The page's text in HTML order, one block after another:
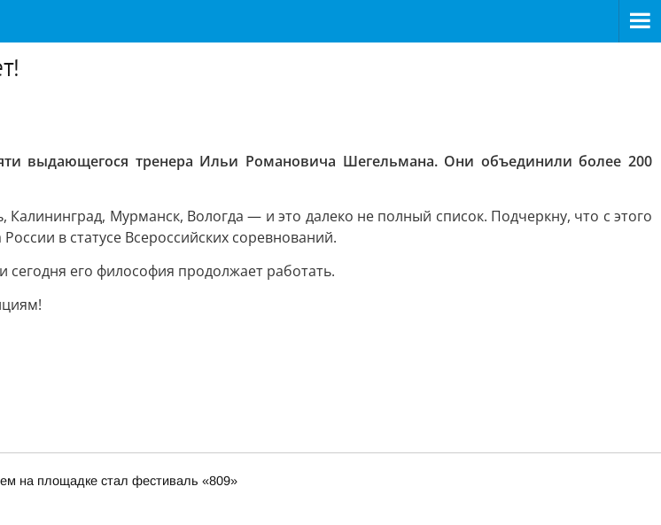
выдающегося тренера Ильи Романовича Шегельмана. Они объединили более 200
Мурманск, Вологда — и это далеко не полный список. Подчеркну, что с этого
в статусе Всероссийских соревнований.
его философия продолжает работать.
на площадке стал фестиваль «809»